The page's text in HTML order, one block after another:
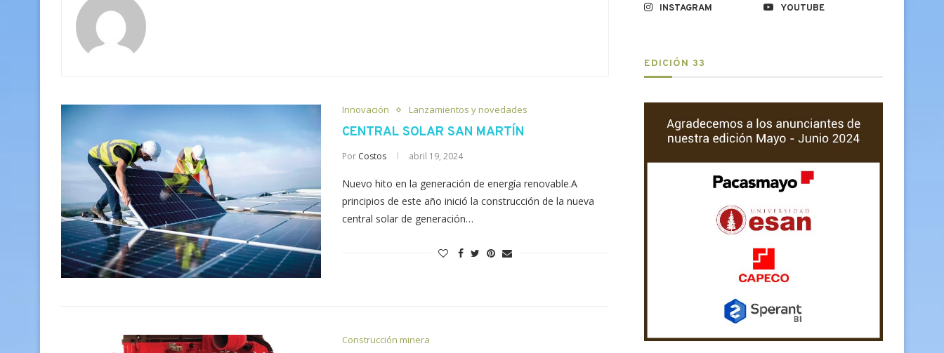
Innovación Lanzamientos y novedades
CENTRAL SOLAR SAN MARTÍN
Por Costos abril 19, 2024
Nuevo hito en la generación de energía renovable.A
principios de este año inició la construcción de la nueva
central solar de generación…
Construcción minera
INSTAGRAM
YOUTUBE
EDICIÓN 33